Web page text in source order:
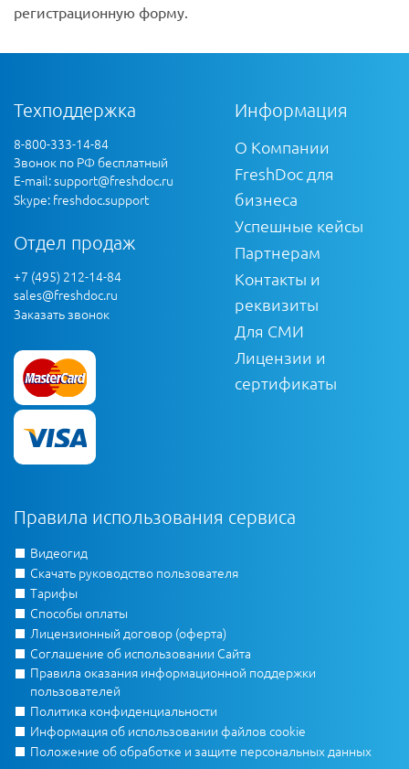
регистрационную форму.
Техподдержка
8-800-333-14-84
Звонок по РФ бесплатный
E-mail:support@freshdoc.ru
Skype: freshdoc.support
Отдел продаж
+7 (495) 212-14-84
sales@freshdoc.ru
Заказать звонок
Информация
О Компании
FreshDoc для
бизнеса
Успешные кейсы
Партнерам
Контакты и
реквизиты
Для СМИ
Лицензии и
сертификаты
Правила использования сервиса
Видеогид
Скачать руководство пользователя
Тарифы
Способы оплаты
Лицензионный договор (оферта)
Соглашение об использовании Сайта
Правила оказания информационной поддержки
пользователей
Политика конфиденциальности
Информация об использовании файлов cookie
Положение об обработке и защите персональных данных